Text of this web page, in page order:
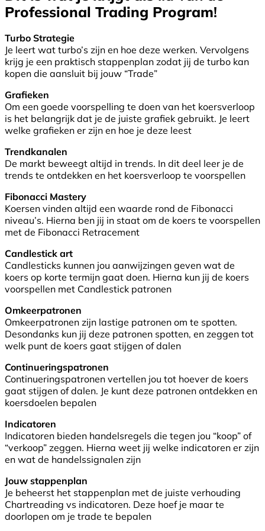
Professional Trading Program!
Turbo Strategie
Je leert wat turbo’s zijn en hoe deze werken. Vervolgens
krijg je een praktisch stappenplan zodat jij de turbo kan
kopen die aansluit bij jouw “Trade”
Grafieken
Om een goede voorspelling te doen van het koersverloop
is het belangrijk dat je de juiste grafiek gebruikt. Je leert
welke grafieken er zijn en hoe je deze leest
Trendkanalen
De markt beweegt altijd in trends. In dit deel leer je de
trends te ontdekken en het koersverloop te voorspellen
Fibonacci Mastery
Koersen vinden altijd een waarde rond de Fibonacci
niveau’s. Hierna ben jij in staat om de koers te voorspellen
met de Fibonacci Retracement
Candlestick art
Candlesticks kunnen jou aanwijzingen geven wat de
koers op korte termijn gaat doen. Hierna kun jij de koers
voorspellen met Candlestick patronen
Omkeerpatronen
Omkeerpatronen zijn lastige patronen om te spotten.
Desondanks kun jij deze patronen spotten, en zeggen tot
welk punt de koers gaat stijgen of dalen
Continueringspatronen
Continueringspatronen vertellen jou tot hoever de koers
gaat stijgen of dalen. Je kunt deze patronen ontdekken en
koersdoelen bepalen
Indicatoren
Indicatoren bieden handelsregels die tegen jou “koop” of
“verkoop” zeggen. Hierna weet jij welke indicatoren er zijn
en wat de handelssignalen zijn
Jouw stappenplan
Je beheerst het stappenplan met de juiste verhouding
Chartreading vs indicatoren. Deze hoef je maar te
doorlopen om je trade te bepalen